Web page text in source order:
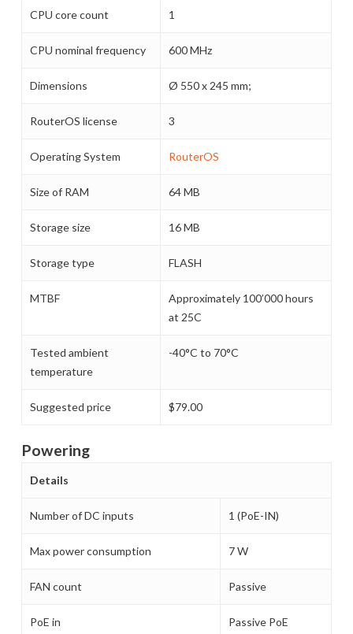
CPU core count 1
CPU nominal frequency 600 MHz
Dimensions Ø 550 x 245 mm;
RouterOS license 3
Operating System RouterOS
Size of RAM 64 MB
Storage size 16 MB
Storage type FLASH
MTBF
Approximately 100’000 hours
at 25C
Tested ambient
temperature
-40°C to 70°C
Suggested price $79.00
Powering
Details
Number of DC inputs 1 (PoE-IN)
Max power consumption 7 W
FAN count Passive
PoE in Passive PoE